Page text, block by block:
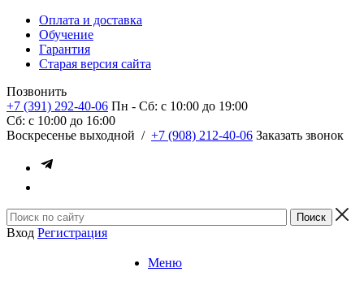
Оплата и доставка
Обучение
Гарантия
Старая версия сайта
Позвонить
+7 (391) 292-40-06 Пн - Сб: c 10:00 до 19:00
Сб: c 10:00 до 16:00
​Воскресенье выходной / +7 (908) 212-40-06 Заказать звонок
Вход Регистрация
Меню